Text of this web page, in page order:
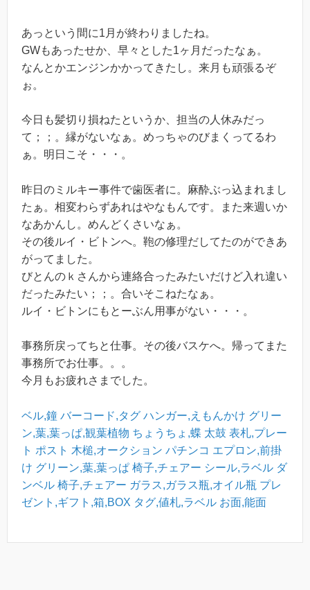
あっという間に1月が終わりましたね。
GWもあったせか、早々とした1ヶ月だったなぁ。
なんとかエンジンかかってきたし。来月も頑張るぞ
ぉ。
今日も髪切り損ねたというか、担当の人休みだっ
て；；。縁がないなぁ。めっちゃのびまくってるわ
ぁ。明日こそ・・・。
昨日のミルキー事件で歯医者に。麻酔ぶっ込まれまし
たぁ。相変わらずあれはやなもんです。また来週いか
なあかんし。めんどくさいなぁ。
その後ルイ・ビトンへ。鞄の修理だしてたのができあ
がってました。
びとんのｋさんから連絡合ったみたいだけど入れ違い
だったみたい；；。合いそこねたなぁ。
ルイ・ビトンにもとーぶん用事がない・・・。
事務所戻ってちと仕事。その後バスケへ。帰ってまた
事務所でお仕事。。。
今月もお疲れさまでした。
ベル,鐘 バーコード,タグ ハンガー,えもんかけ グリー
ン,葉,葉っぱ,観葉植物 ちょうちょ,蝶 太鼓 表札,プレー
ト ポスト 木槌,オークション パチンコ エプロン,前掛
け グリーン,葉,葉っぱ 椅子,チェアー シール,ラベル ダ
ンベル 椅子,チェアー ガラス,ガラス瓶,オイル瓶 プレ
ゼント,ギフト,箱,BOX タグ,値札,ラベル お面,能面